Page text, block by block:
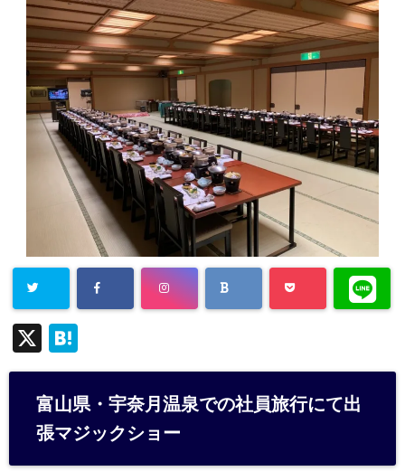
X
at
e
n
富山県・宇奈月温泉での社員旅行にて出
張マジックショー